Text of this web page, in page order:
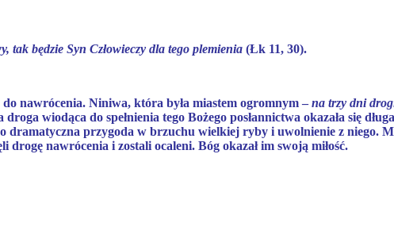
tak będzie Syn Człowieczy dla tego plemienia (Łk 11, 30).
nawrócenia. Niniwa, która była miastem ogromnym – na trzy dni
wiodąca do spełnienia tego Bożego posłannictwa okazała się
dramatyczna przygoda w brzuchu wielkiej ryby i uwolnienie z niego.
nawrócenia i zostali ocaleni. Bóg okazał im swoją miłość.